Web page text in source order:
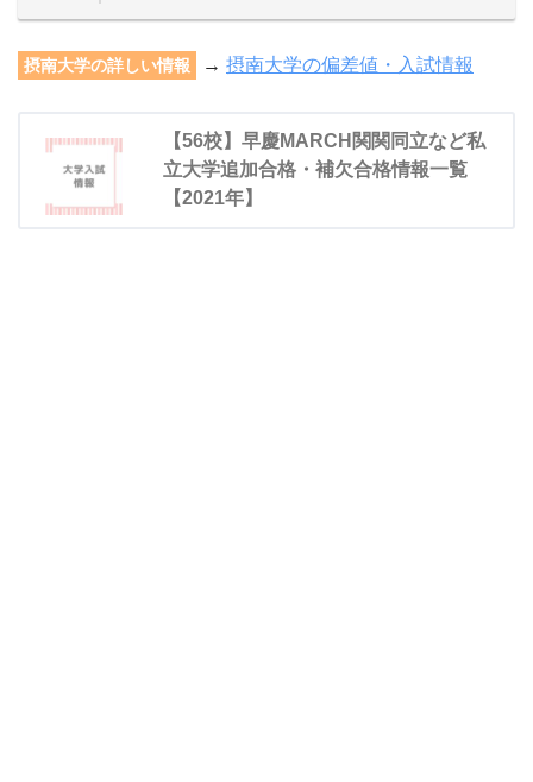
摂南大学の詳しい情報 → 摂南大学の偏差値・入試情報
【56校】早慶MARCH関関同立など私
立大学追加合格・補欠合格情報一覧
【2021年】